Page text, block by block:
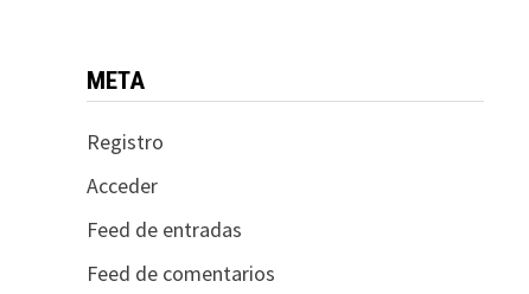
META
Registro
Acceder
Feed de entradas
Feed de comentarios